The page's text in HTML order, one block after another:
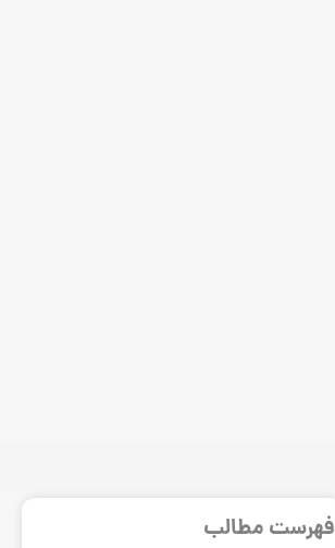
فهرست مطالب